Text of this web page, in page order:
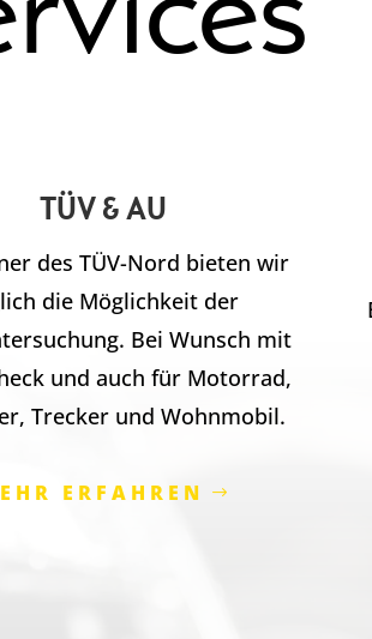
TÜV & AU
des TÜV-Nord bieten wir
die Möglichkeit der
Bei Wunsch mit
und auch für Motorrad,
Trecker und Wohnmobil.
ERFAHREN